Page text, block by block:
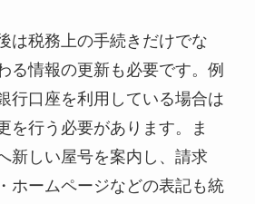
は税務上の手続きだけでな
る情報の更新も必要です。例
行口座を利用している場合は
を行う必要があります。ま
新しい屋号を案内し、請求
ホームページなどの表記も統